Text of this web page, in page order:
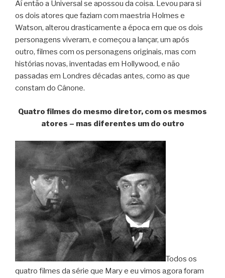
Aí então a Universal se apossou da coisa. Levou para si
os dois atores que faziam com maestria Holmes e
Watson, alterou drasticamente a época em que os dois
personagens viveram, e começou a lançar, um após
outro, filmes com os personagens originais, mas com
histórias novas, inventadas em Hollywood, e não
passadas em Londres décadas antes, como as que
constam do Cânone.
Quatro filmes do mesmo diretor, com os mesmos
atores – mas diferentes um do outro
Todos os
quatro filmes da série que Mary e eu vimos agora foram